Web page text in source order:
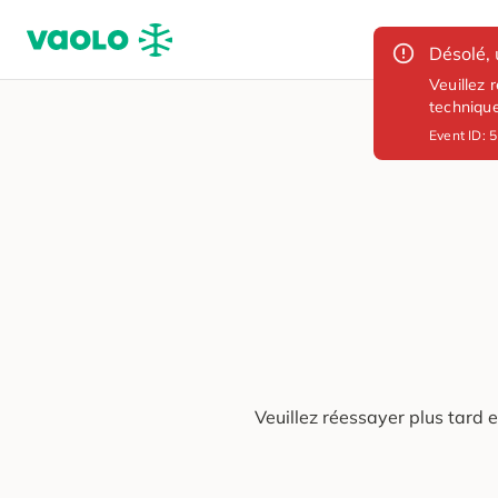
Désolé,
Veuillez
Event ID:
Veuillez réessayer plus tard